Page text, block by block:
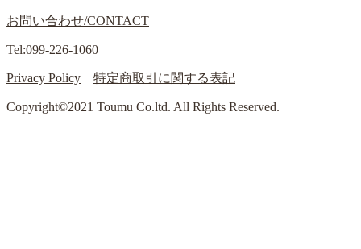
お問い合わせ/CONTACT
Tel:099-226-1060
Privacy Policy 特定商取引に関する表記
Copyright©2021 Toumu Co.ltd. All Rights Reserved.